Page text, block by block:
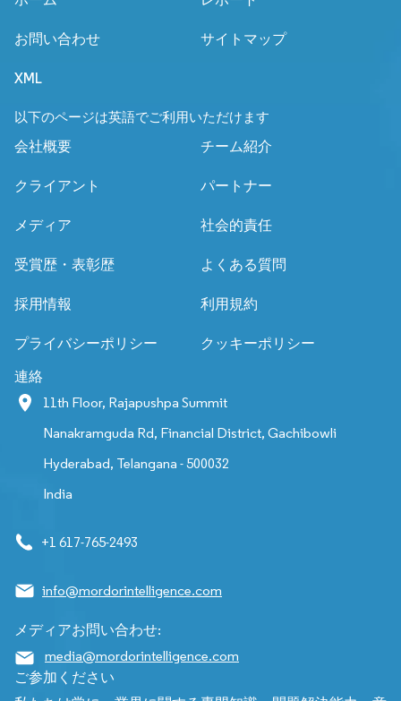
お問い合わせ サイトマップ
XML
以下のページは英語でご利用いただけます
会社概要
チーム紹介
クライアント パートナー
メディア 社会的責任
受賞歴・表彰歴 よくある質問
採用情報 利用規約
プライバシーポリシー クッキーポリシー
連絡
11th Floor, Rajapushpa Summit
Nanakramguda Rd, Financial District, Gachibowli
Hyderabad, Telangana - 500032
India
+1 617-765-2493
info@mordorintelligence.com
メディアお問い合わせ:
media@mordorintelligence.com
ご参加ください